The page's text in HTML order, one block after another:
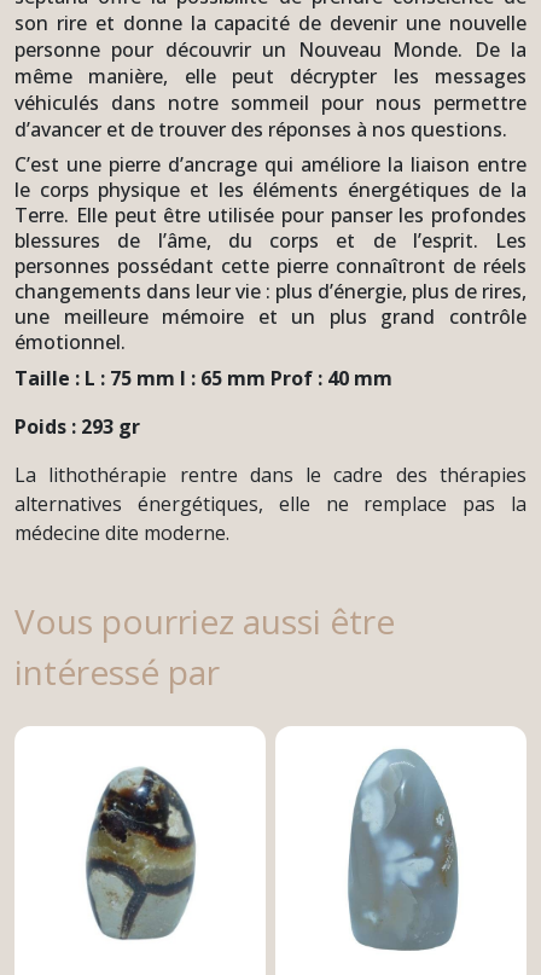
son rire et donne la capacité de devenir une nouvelle
personne pour découvrir un Nouveau Monde. De la
même manière, elle peut décrypter les messages
véhiculés dans notre sommeil pour nous permettre
d’avancer et de trouver des réponses à nos questions.
C’est une pierre d’ancrage qui améliore la liaison entre
le corps physique et les éléments énergétiques de la
Terre. Elle peut être utilisée pour panser les profondes
blessures de l’âme, du corps et de l’esprit. Les
personnes possédant cette pierre connaîtront de réels
changements dans leur vie : plus d’énergie, plus de rires,
une meilleure mémoire et un plus grand contrôle
émotionnel.
Taille : L : 75 mm l : 65 mm Prof : 40 mm
Poids : 293 gr
La lithothérapie rentre dans le cadre des thérapies
alternatives énergétiques, elle ne remplace pas la
médecine dite moderne.
Vous pourriez aussi être
intéressé par